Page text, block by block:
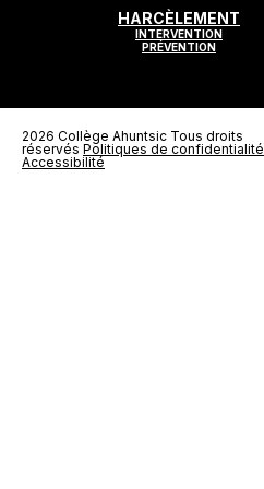
HARCÈLEMENT
INTERVENTION
PRÉVENTION
2026 Collège Ahuntsic Tous droits
réservés Politiques de confidentialité
AccessibilitéCe
lien